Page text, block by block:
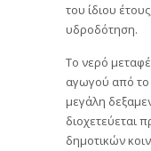
του ίδιου
υδροδότηση.
Το νερό
αγωγού από το
μεγάλη
διοχετεύεται
δημοτικών